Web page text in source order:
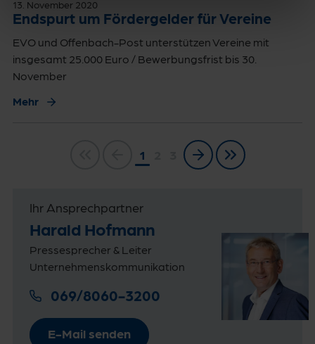
13. November 2020
Endspurt um Fördergelder für Vereine
EVO und Offenbach-Post unterstützen Vereine mit
insgesamt 25.000 Euro / Bewerbungsfrist bis 30.
November
Mehr
1
Ihr Ansprechpartner
Harald Hofmann
Pressesprecher & Leiter
Unternehmenskommunikation
069/8060-3200
E-Mail senden